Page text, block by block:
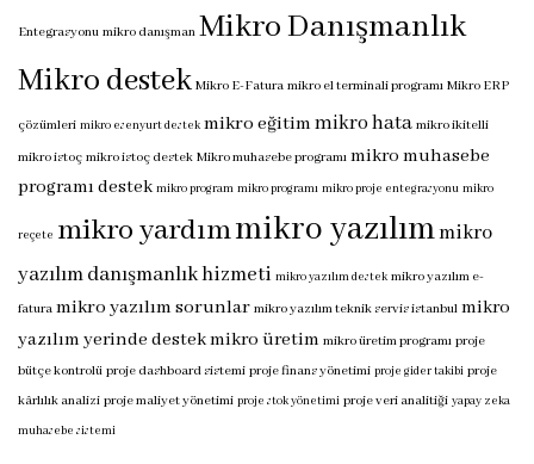
Entegrasyonu mikro danışman Mikro Danışmanlık
Mikro destek Mikro E-Fatura mikro el terminali programı Mikro ERP
çözümleri mikro esenyurt destek mikro eğitimmikro hata mikro ikitelli
mikro istoç mikro istoç destek Mikro muhasebe programı mikro muhasebe
programı destek mikro program mikro programı mikro proje entegrasyonu mikro
reçete mikro yardımmikro yazılımmikro
yazılım danışmanlık hizmeti mikro yazılım destek mikro yazılım e-
fatura mikro yazılım sorunlar mikro yazılım teknik servis istanbul mikro
yazılım yerinde destekmikro üretim mikro üretim programı proje
bütçe kontrolü proje dashboard sistemi proje finans yönetimi proje gider takibi proje
kârlılık analizi proje maliyet yönetimi proje stok yönetimi proje veri analitiği yapay zeka
muhasebe sistemi